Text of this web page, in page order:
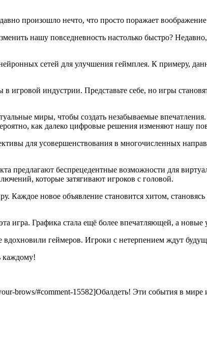
произошло нечто, что просто поражает
нашу повседневность настолько быстро?
сетей для улучшения геймплея. К примеру,
игровой индустрии. Представьте себе, но игры
миры, чтобы создать незабываемые
как далеко цифровые решения изменяют нашу
для усовершенствования в многочисленных
предлагают беспрецедентные возможности для
которые затягивают игроков с головой.
Каждое новое объявление становится хитом,
игра. Графика стала ещё более впечатляющей, а
геймеров. Игроки с нетерпением ждут
каждому!
brows/#comment-15582]Обалдеть! Эти события в